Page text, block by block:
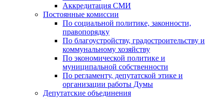
Аккредитация СМИ
Постоянные комиссии
По социальной политике, законности,
правопорядку
По благоустройству, градостроительству и
коммунальному хозяйству
По экономической политике и
муниципальной собственности
По регламенту, депутатской этике и
организации работы Думы
Депутатские объединения